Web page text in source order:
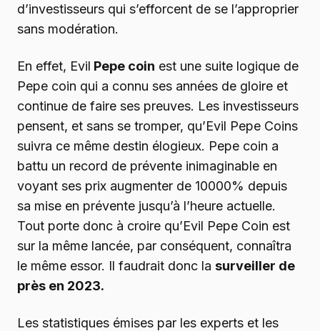
d’investisseurs qui s’efforcent de se l’approprier
sans modération.
En effet, Evil Pepe coin est une suite logique de
Pepe coin qui a connu ses années de gloire et
continue de faire ses preuves. Les investisseurs
pensent, et sans se tromper, qu’Evil Pepe Coins
suivra ce même destin élogieux. Pepe coin a
battu un record de prévente inimaginable en
voyant ses prix augmenter de 10000% depuis
sa mise en prévente jusqu’à l’heure actuelle.
Tout porte donc à croire qu’Evil Pepe Coin est
sur la même lancée, par conséquent, connaîtra
le même essor. Il faudrait donc la surveiller de
près en 2023.
Les statistiques émises par les experts et les